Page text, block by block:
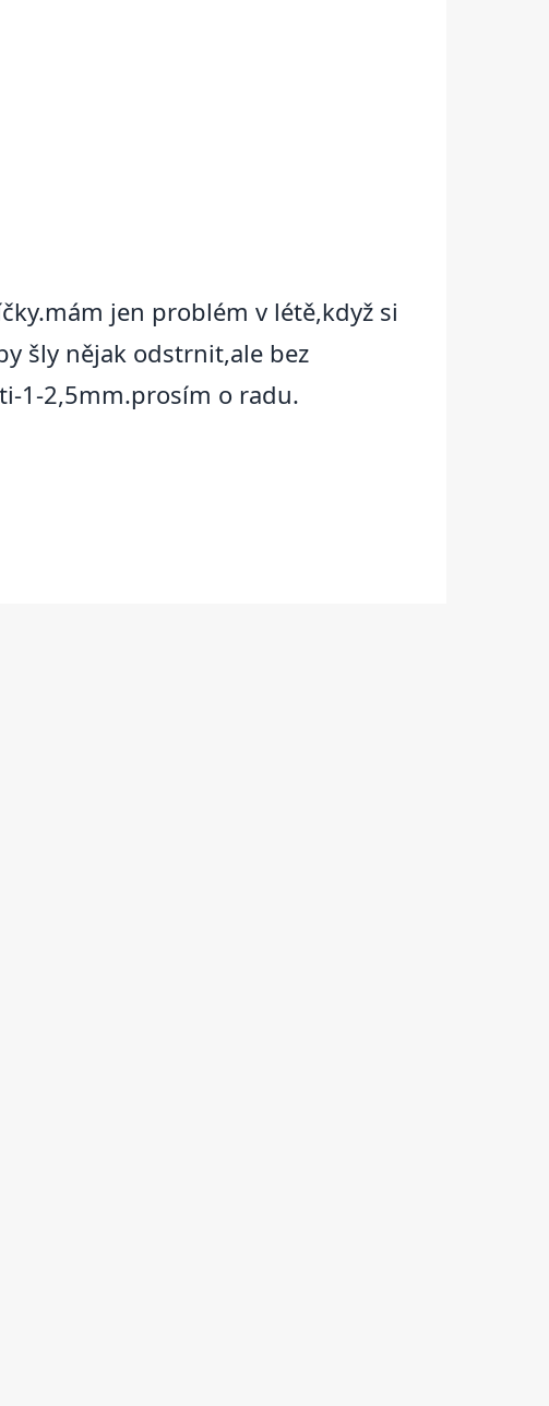
jen problém v létě,když si
šly nějak odstrnit,ale bez
1-2,5mm.prosím o radu.